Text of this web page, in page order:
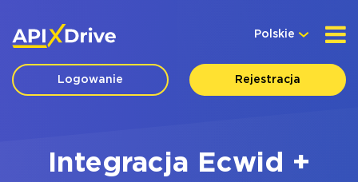
Polskie
Logowanie Rejestracja
Integracja Ecwid +